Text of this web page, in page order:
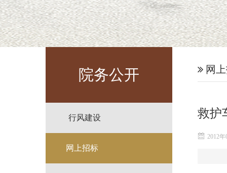
院务公开
行风建设
网上招标
网
救护
2012